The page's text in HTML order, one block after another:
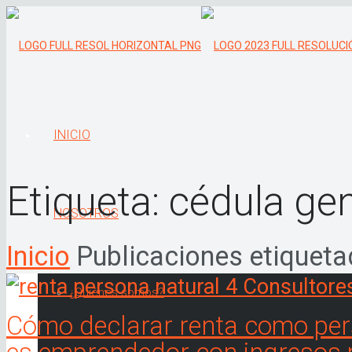
INICIO
NOSOTROS
¿Quiénes somos?
Etiqueta: cédula
Inicio Publicaciones
Cómo declarar renta como